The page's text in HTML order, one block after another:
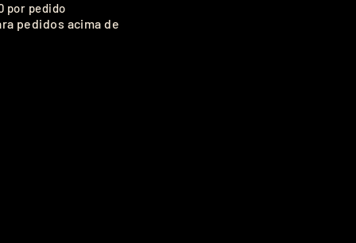
por pedido
pedidos acima de